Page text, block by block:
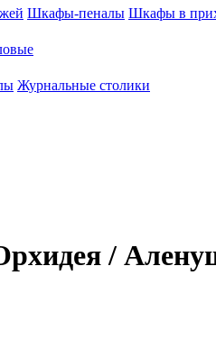
Шкафы-пеналы Шкафы в
Журнальные столики
/